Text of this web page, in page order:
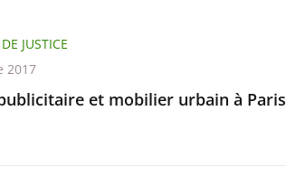
et mobilier urbain à Paris
JUSTICE
2017